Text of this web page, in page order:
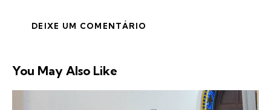
You May Also Like